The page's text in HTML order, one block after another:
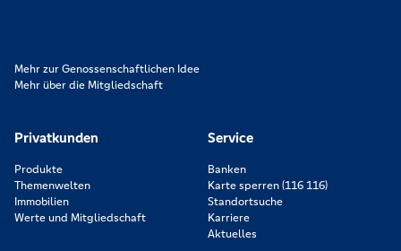
Mehr zur Genossenschaftlichen Idee
Mehr über die Mitgliedschaft
Privatkunden
Produkte
Themenwelten
Immobilien
Werte und Mitgliedschaft
Service
Banken
Karte sperren (116 116)
Standortsuche
Karriere
Aktuelles